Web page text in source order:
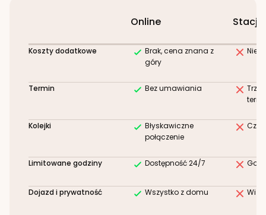
Online
Koszty dodatkowe
Brak, cena znana z
góry
Termin Bez umawiania
Kolejki
Błyskawiczne
połączenie
Limitowane godziny Dostępność 24/7
Dojazd i prywatność Wszystko z domu